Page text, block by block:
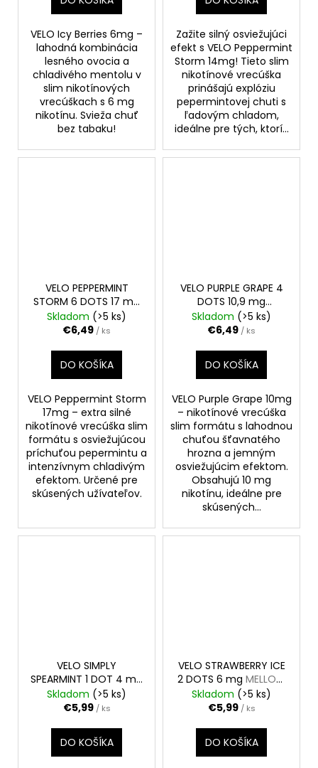
VELO Icy Berries 6mg –
lahodná kombinácia
lesného ovocia a
chladivého mentolu v
slim nikotínových
vrecúškach s 6 mg
nikotínu. Svieža chuť
bez tabaku!
Zažite silný osviežujúci
efekt s VELO Peppermint
Storm 14mg! Tieto slim
nikotínové vrecúška
prinášajú explóziu
pepermintovej chuti s
ľadovým chladom,
ideálne pre tých, ktorí...
VELO PEPPERMINT
STORM 6 DOTS 17 mg
X-INTENSE SLIM
Skladom (>5 ks)
€6,49 / ks
DO KOŠÍKA
VELO Peppermint Storm
17mg – extra silné
nikotínové vrecúška slim
formátu s osviežujúcou
príchuťou pepermintu a
intenzívnym chladivým
efektom. Určené pre
skúsených užívateľov.
VELO PURPLE GRAPE 4
DOTS 10,9 mg
ORIGINAL SLIM
Skladom (>5 ks)
€6,49 / ks
DO KOŠÍKA
VELO Purple Grape 10mg
– nikotínové vrecúška
slim formátu s lahodnou
chuťou šťavnatého
hrozna a jemným
osviežujúcim efektom.
Obsahujú 10 mg
nikotínu, ideálne pre
skúsených...
VELO SIMPLY
SPEARMINT 1 DOT 4 mg
MELLOW MINI
Skladom (>5 ks)
€5,99 / ks
DO KOŠÍKA
VELO STRAWBERRY ICE
2 DOTS 6 mg MELLOW
MINI
Skladom (>5 ks)
€5,99 / ks
DO KOŠÍKA